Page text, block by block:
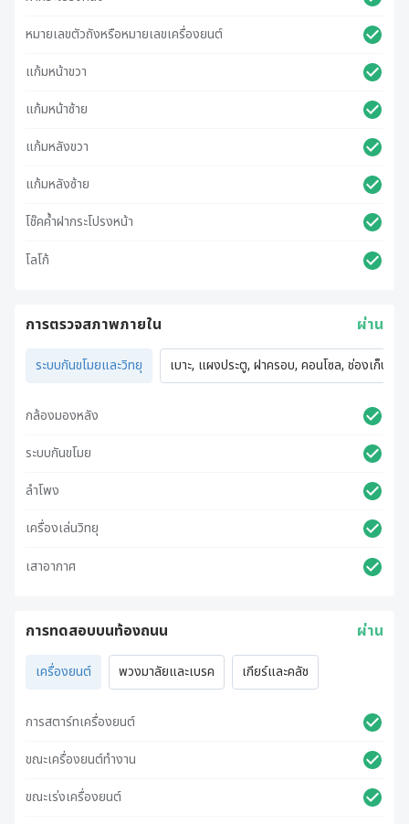
หมายเลขตัวถังหรือหมายเลขเครื่องยนต์
แก้มหน้าขวา
แก้มหน้าซ้าย
แก้มหลังขวา
แก้มหลังซ้าย
โช๊คค้ำฝากระโปรงหน้า
โลโก้
การตรวจสภาพภายใน ผ่าน
ระบบกันขโมยและวิทยุ เบาะ, แผงประตู, ฝาครอบ, คอนโซล, ช่องเก็บข
กล้องมองหลัง
ระบบกันขโมย
ลำโพง
เครื่องเล่นวิทยุ
เสาอากาศ
การทดสอบบนท้องถนน ผ่าน
เครื่องยนต์ พวงมาลัยและเบรค เกียร์และคลัช
การสตาร์ทเครื่องยนต์
ขณะเครื่องยนต์ทำงาน
ขณะเร่งเครื่องยนต์